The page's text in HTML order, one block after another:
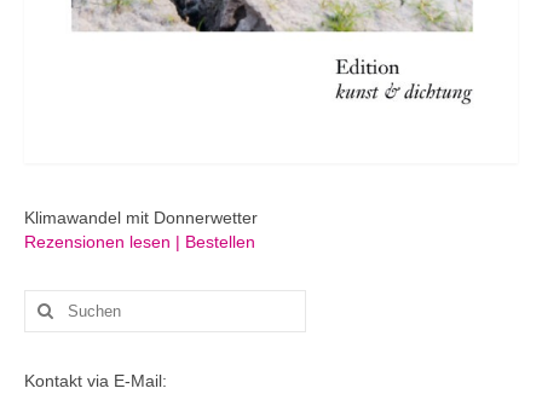
Klimawandel mit Donnerwetter
Rezensionen lesen | Bestellen
Suchen
nach:
Kontakt via E-Mail: